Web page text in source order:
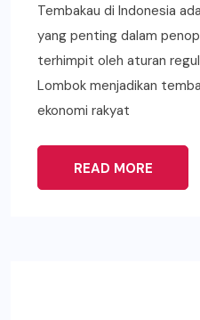
Tembakau di Indonesia
yang penting dalam
terhimpit oleh aturan
Lombok menjadikan
ekonomi rakyat
READ MORE